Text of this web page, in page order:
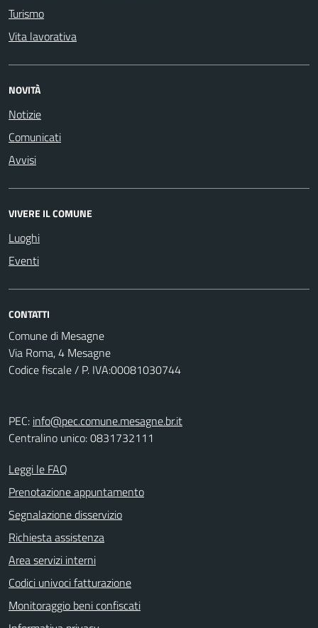
Turismo
Vita lavorativa
NOVITÀ
Notizie
Comunicati
Avvisi
VIVERE IL COMUNE
Luoghi
Eventi
CONTATTI
Comune di Mesagne
Via Roma, 4 Mesagne
Codice fiscale / P. IVA:00081030744
PEC: info@pec.comune.mesagne.br.it
Centralino unico: 0831732111
Leggi le FAQ
Prenotazione appuntamento
Segnalazione disservizio
Richiesta assistenza
Area servizi interni
Codici univoci fatturazione
Monitoraggio beni confiscati